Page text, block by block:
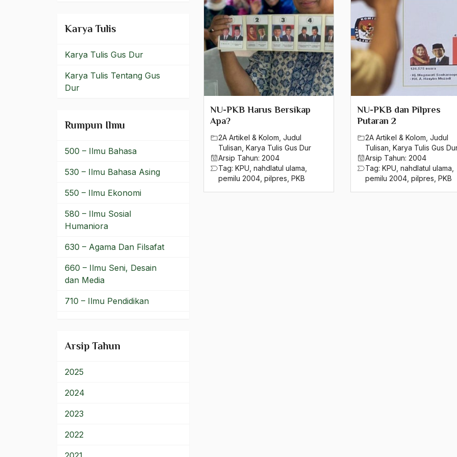
NU-PKB Harus Bersikap
Apa?
2A Artikel & Kolom Judul
Tulisan Karya Tulis Gus Dur
Arsip Tahun: 2004
Tag: KPU nahdlatul ulama
pemilu 2004 pilpres PKB
NU-PKB dan Pilpres
Putaran 2
2A Artikel & Kolom ,Judul
Tulisan ,Karya Tulis Gus
Arsip Tahun:2004
Tag:KPU ,nahdlatul ulama
pemilu 2004 ,pilpres ,PKB
Karya Tulis
Karya Tulis Gus Dur
Karya Tulis Tentang Gus
Dur
Rumpun Ilmu
500 – Ilmu Bahasa
530 – Ilmu Bahasa Asing
550 – Ilmu Ekonomi
580 – Ilmu Sosial
Humaniora
630 – Agama Dan Filsafat
660 – Ilmu Seni, Desain
dan Media
710 – Ilmu Pendidikan
Arsip Tahun
2025
2024
2023
2022
perubahan sosial
perubahan struktural
pesantren
Pesantren Tambak Beras
Petani Pala
Peter Burger
Peter Carey
Petrodolar
Petter Carey
Piagam Jakarta
Piagam PBB
Piala Dunia
Piala Dunia 1994
Piala Eropa
Piala Eropa 1992